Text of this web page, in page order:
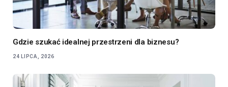
Gdzie szukać idealnej przestrzeni dla biznesu?
24 LIPCA, 2026